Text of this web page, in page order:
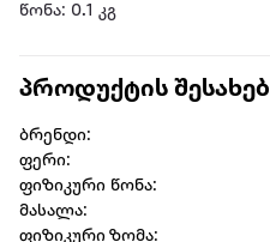
წონა: 0.1 კგ
პროდუქტის შესახებ
ბრენდი:
ფერი:
ფიზიკური წონა:
მასალა:
ფიზიკური ზომა: